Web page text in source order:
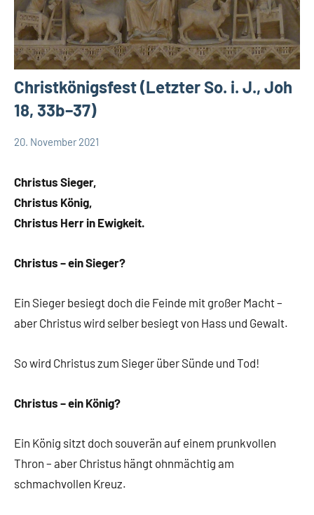
Christkönigsfest (Letzter So. i. J., Joh
18, 33b–37)
20. November 2021
Christus Sieger,
Christus König,
Christus Herr in Ewigkeit.
Christus – ein Sieger?
Ein Sieger besiegt doch die Feinde mit großer Macht –
aber Christus wird selber besiegt von Hass und Gewalt.
So wird Christus zum Sieger über Sünde und Tod!
Christus – ein König?
Ein König sitzt doch souverän auf einem prunkvollen
Thron – aber Christus hängt ohnmächtig am
schmachvollen Kreuz.